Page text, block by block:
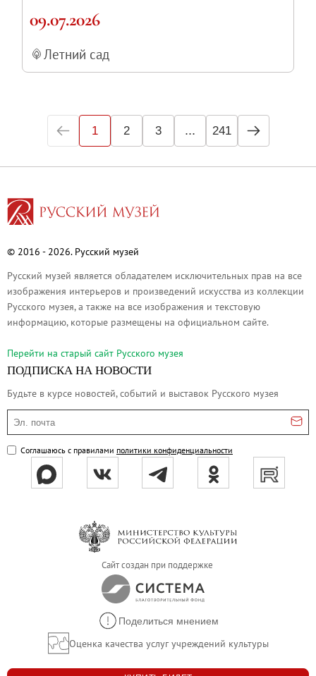
09.07.2026
Летний сад
1 2 3 ... 241
© 2016 - 2026. Русский музей
Русский музей является обладателем исключительных прав на все
изображения интерьеров и произведений искусства из коллекции
Русского музея, а также на все изображения и текстовую
информацию, которые размещены на официальном сайте.
Перейти на cтарый сайт Русского музея
ПОДПИСКА НА НОВОСТИ
Будьте в курсе новостей, событий и выставок Русского музея
Эл. почта
Соглашаюсь с правилами политики конфиденциальности
Сайт создан при поддержке
Поделиться мнением
Оценка качества услуг учреждений культуры